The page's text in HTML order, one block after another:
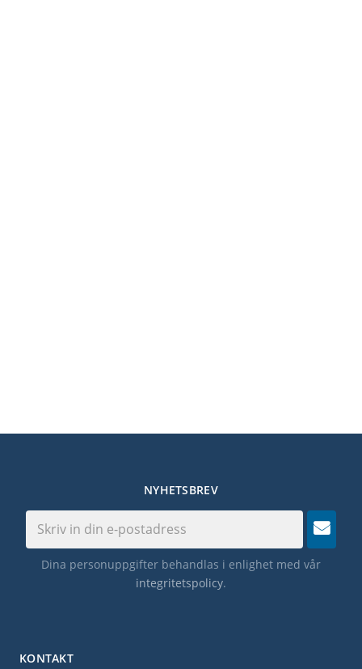
KONTAKT
NYHETSBREV
Dina personuppgifter behandlas i enlighet med vår
integritetspolicy.